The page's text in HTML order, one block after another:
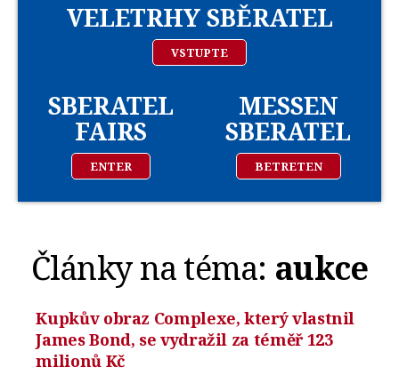
VELETRHY SBĚRATEL
VSTUPTE
SBERATEL
FAIRS
ENTER
MESSEN
SBERATEL
BETRETEN
Články na téma: aukce
Kupkův obraz Complexe, který vlastnil
James Bond, se vydražil za téměř 123
milionů Kč